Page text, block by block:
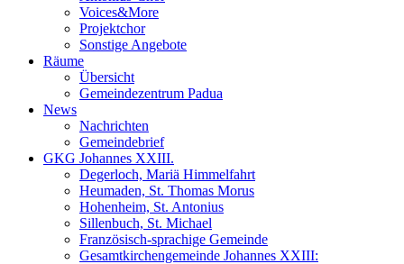
Voices&More
Projektchor
Sonstige Angebote
Räume
Übersicht
Gemeindezentrum Padua
News
Nachrichten
Gemeindebrief
GKG Johannes XXIII.
Degerloch, Mariä Himmelfahrt
Heumaden, St. Thomas Morus
Hohenheim, St. Antonius
Sillenbuch, St. Michael
Französisch-sprachige Gemeinde
Gesamtkirchengemeinde Johannes XXIII: